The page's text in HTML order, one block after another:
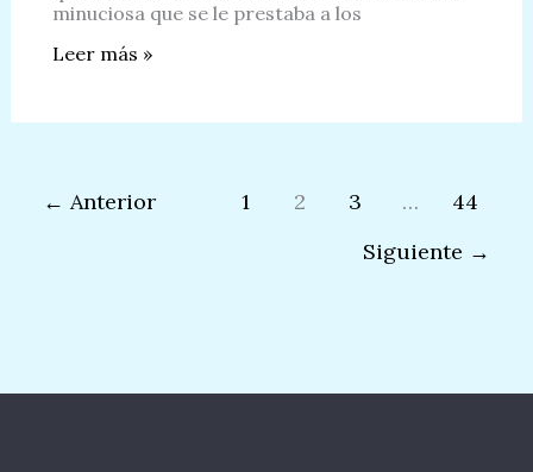
minuciosa que se le prestaba a los
Una
Renacimiento:
los
Leer más »
← Anterior 1 2 3 …
44
Siguiente →